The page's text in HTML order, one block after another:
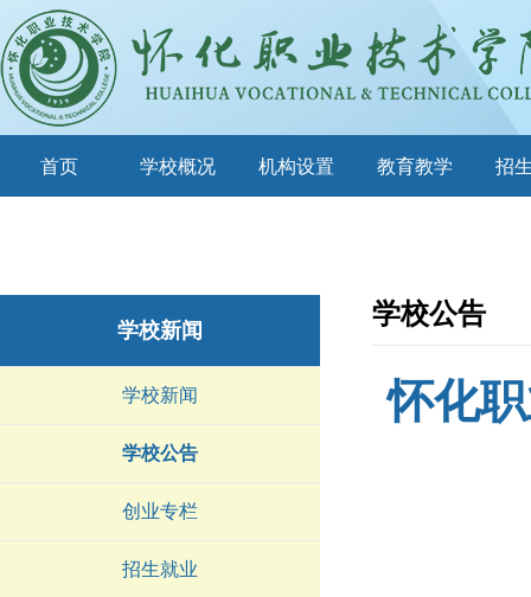
首页 学校概况 机构设置 教育教学 招
学校新闻
学校新闻
学校公告
创业专栏
招生就业
学校公告
怀化